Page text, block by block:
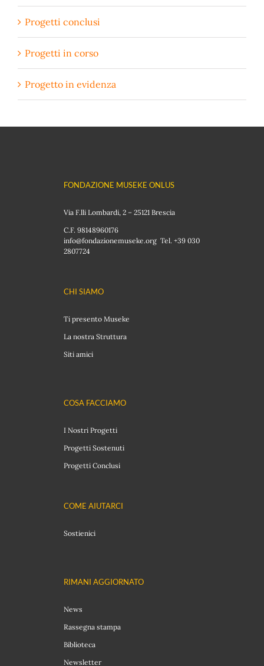
Progetti conclusi
Progetti in corso
Progetto in evidenza
FONDAZIONE MUSEKE ONLUS
Via F.lli Lombardi, 2 – 25121 Brescia
C.F. 98148960176
info@fondazionemuseke.org Tel. +39 030
2807724
CHI SIAMO
Ti presento Museke
La nostra Struttura
Siti amici
COSA FACCIAMO
I Nostri Progetti
Progetti Sostenuti
Progetti Conclusi
COME AIUTARCI
Sostienici
RIMANI AGGIORNATO
News
Rassegna stampa
Biblioteca
Newsletter